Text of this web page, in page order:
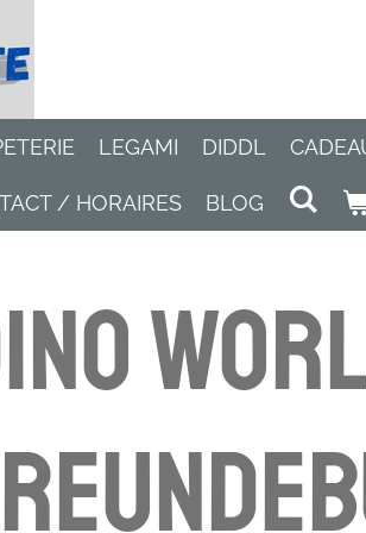
LEGAMI DIDDL
/ HORAIRES BLOG